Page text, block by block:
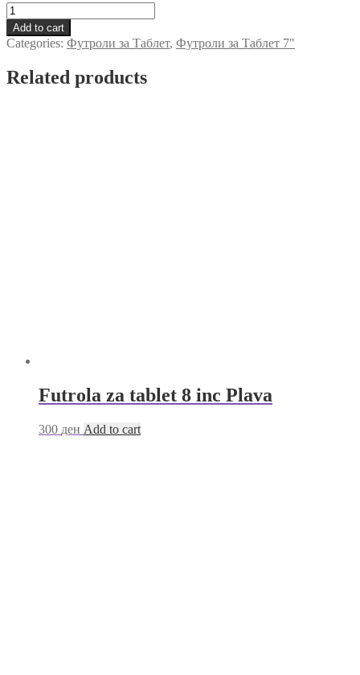
Futrola
za
tablet
7
Rozeva
Add to cart
Categories: Футроли за Таблет, Футроли за Таблет 7"
Related products
Futrola za tablet 8 inc Plava
300 ден Add to cart